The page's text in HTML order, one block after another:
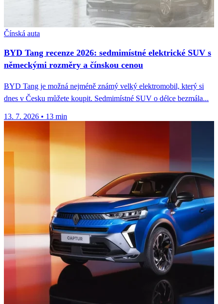
Čínská auta
BYD Tang recenze 2026: sedmimístné elektrické SUV s
německými rozměry a čínskou cenou
BYD Tang je možná nejméně známý velký elektromobil, který si
dnes v Česku můžete koupit. Sedmimístné SUV o délce bezmála...
13. 7. 2026 • 13 min